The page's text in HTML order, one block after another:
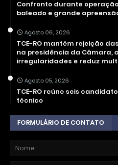
Confronto durante
baleado e grande
Agosto 06, 2026
TCE-RO mantém rejeição
na presidência da Câmara,
irregularidades e reduz
Agosto 05, 2026
TCE-RO reúne seis
técnico
FORMULÁRIO DE CONTATO